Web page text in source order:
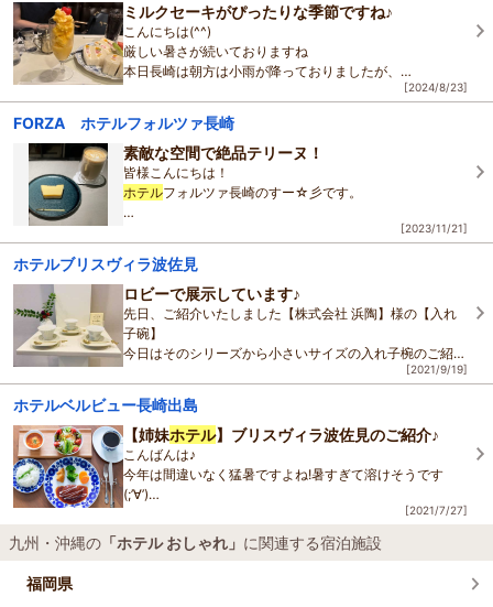
ミルクセーキがぴったりな季節ですね♪
こんにちは(^^)
厳しい暑さが続いておりますね
本日長崎は朝方は小雨が降っておりましたが、
暑ければ暑いほどおいしい、
この夏にぴったりの長崎名物「ミルクセー
[2024/8/23]
FORZA ホテルフォルツァ長崎
素敵な空間で絶品テリーヌ！
皆様こんにちは！
ホテルフォルツァ長崎のすー☆彡です。
最近とても寒くなってきましたね。私は休日お出かけをし
食べたりすることが大好きです。
そんな私がふと見つけた素敵なカフェが
[2023/11/21]
ホテルブリスヴィラ波佐見
ロビーで展示しています♪
先日、ご紹介いたしました【株式会社 浜陶】様の【入れ
子碗】
今日はそのシリーズから小さいサイズの入れ子椀のご紹介
蕎麦猪口としても活躍してくれそ
[2021/9/19]
ホテルベルビュー長崎出島
【姉妹ホテル】ブリスヴィラ波佐見のご紹介♪
こんばんは♪
今年は間違いなく猛暑ですよね!暑すぎて溶けそうです
(;’∀’)
焼けたくはないのですが、日傘を差すのが面倒で最近、U
[2021/7/27]
九州・沖縄の 「ホテル おしゃれ」 に関連する宿泊施設
福岡県